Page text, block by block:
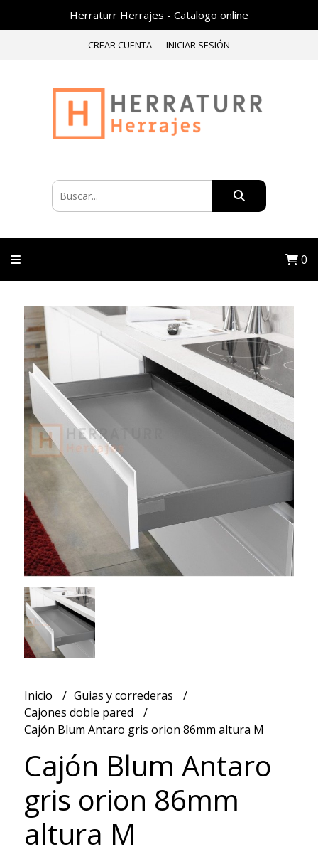
Herraturr Herrajes - Catalogo online
CREAR CUENTA INICIAR SESIÓN
0
Inicio
Guias y correderas
Cajones doble pared
Cajón Blum Antaro gris orion 86mm altura M
Cajón Blum Antaro
gris orion 86mm
altura M